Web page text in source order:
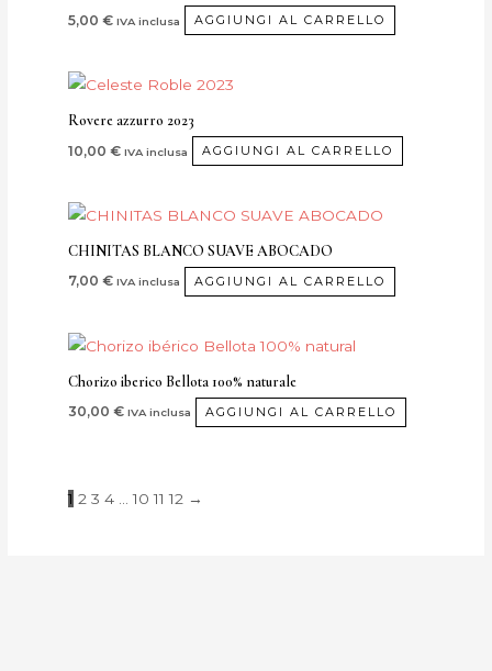
5,00€ IVA inclusa AGGIUNGI AL CARRELLO
Rovere azzurro 2023
10,00€ IVA inclusa AGGIUNGI AL CARRELLO
CHINITAS BLANCO SUAVE ABOCADO
7,00€ IVA inclusa AGGIUNGI AL CARRELLO
Chorizo iberico Bellota 100% naturale
30,00€ IVA inclusa AGGIUNGI AL CARRELLO
1 2 3 4 10 11 12 →